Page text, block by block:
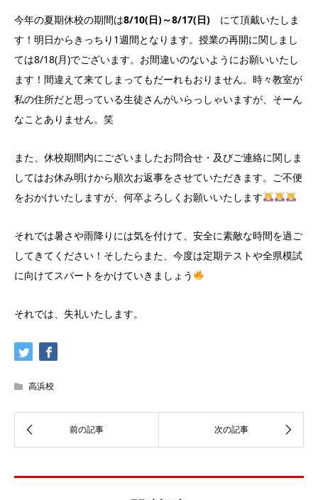
今年の夏期休校の期間は8/10(日)～8/17(日) にて頂戴いたしま
す！明日からきっちり1週間となります。授業の再開に関しまし
ては8/18(月)でございます。お間違いのないようにお願いいたし
ます！間違えて来てしまってもだーれもおりません。時々教室が
私の住所だと思っている生徒さんがいらっしゃいますが、そーん
なことありません。笑
また、休校期間内にございましたお問合せ・及びご連絡に関しま
してはお休み明けから順次お返事をさせていただきます。ご不便
をおかけいたしますが、何卒よろしくお願いいたします
それでは暑さや雨降りには気を付けて、安全に素敵な時間を過ご
してきてください！そしたらまた、今度は定期テストや全県模試
に向けてスパートをかけていきましょう
それでは、失礼いたします。
高浜校